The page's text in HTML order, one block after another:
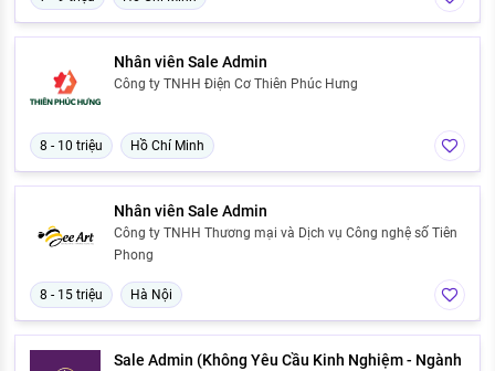
Nhân viên Sale Admin
Công ty TNHH Điện Cơ Thiên Phúc Hưng
8 - 10 triệu Hồ Chí Minh
Nhân viên Sale Admin
Công ty TNHH Thương mại và Dịch vụ Công nghệ số Tiên
Phong
8 - 15 triệu Hà Nội
Sale Admin (Không Yêu Cầu Kinh Nghiệm - Ngành